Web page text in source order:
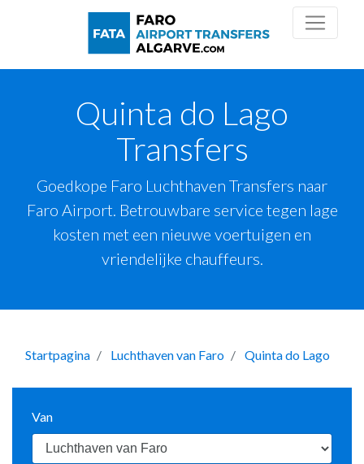
Quinta do Lago
Transfers
Goedkope Faro Luchthaven Transfers naar
Faro Airport. Betrouwbare service tegen lage
kosten met een nieuwe voertuigen en
vriendelijke chauffeurs.
Startpagina Luchthaven van Faro Quinta do Lago
Van